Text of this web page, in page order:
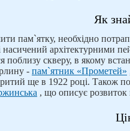
Як
пам`ятку, необхідно
архітектурними
поблизу скверу, в якому
- пам`ятник «Прометей»
ще в 1922 році. Також
, що описує розвиток